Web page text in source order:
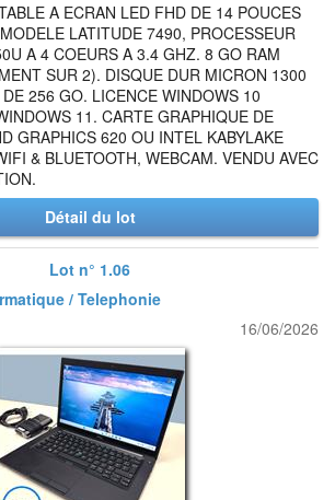
A ECRAN LED FHD DE 14 POUCES
LATITUDE 7490, PROCESSEUR
A 4 COEURS A 3.4 GHZ. 8 GO RAM
SUR 2). DISQUE DUR MICRON 1300
256 GO. LICENCE WINDOWS 10
11. CARTE GRAPHIQUE DE
GRAPHICS 620 OU INTEL KABYLAKE
& BLUETOOTH, WEBCAM. VENDU AVEC
Détail du lot
Lot n° 1.06
/ Telephonie
16/06/2026